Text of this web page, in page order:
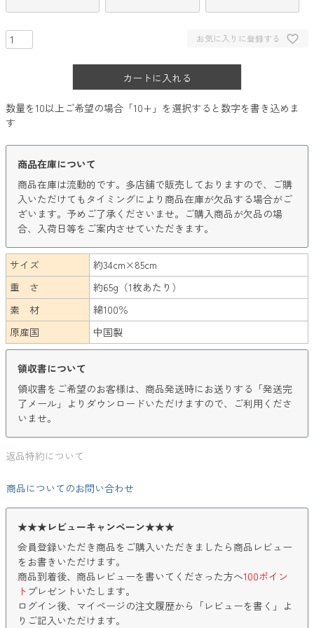
お気に入りに登録する
カートに入れる
数量を10以上ご希望の場合「10+」を選択すると数字を書き込めま
す
商品在庫について
商品在庫は流動的です。多店舗で販売しておりますので、ご購
入いただけてもタイミングにより商品在庫が欠品する場合がご
ざいます。予めご了承くださいませ。ご購入商品が欠品の場
合、入荷日等をご案内させていただきます。
サイズ
約34cm×85cm
重 さ
約65g（1枚あたり）
素 材
綿100％
原産国
中国製
領収書について
領収書をご希望のお客様は、商品発送時にお送りする「発送完
了メール」よりダウンロードいただけますので、ご利用くださ
いませ。
返品特約について
商品についてのお問い合わせ
★★★レビューキャンペーン★★★
会員登録いただき商品をご購入いただきましたら商品レビュー
をお書きいただけます。
商品到着後、商品レビューを書いてくださった方へ100ポイン
ト プレゼントいたします。
ログイン後、マイページの注文履歴から「レビューを書く」よ
りご記入いただけます。